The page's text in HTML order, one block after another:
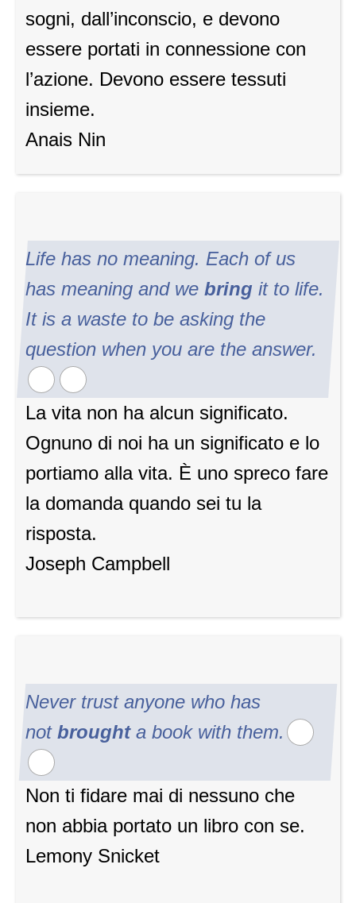
sogni, dall’inconscio, e devono
essere portati in connessione con
l’azione. Devono essere tessuti
insieme.
Anais Nin
Life has no meaning. Each of us
has meaning and we bring it to life.
It is a waste to be asking the
question when you are the answer.
La vita non ha alcun significato.
Ognuno di noi ha un significato e lo
portiamo alla vita. È uno spreco fare
la domanda quando sei tu la
risposta.
Joseph Campbell
Never trust anyone who has
not broughta book with them.
Non ti fidare mai di nessuno che
non abbia portato un libro con se.
Lemony Snicket